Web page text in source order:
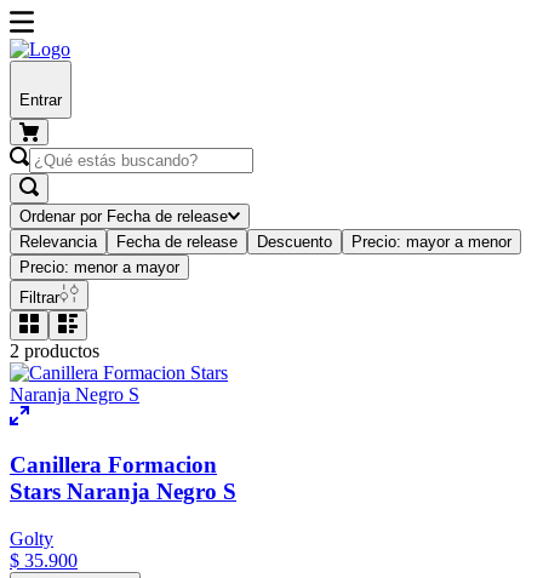
Entrar
Ordenar por Fecha de release
Relevancia
Fecha de release Descuento
Precio: mayor a menor
Precio: menor a mayor
Filtrar
2 productos
Canillera Formacion
Stars Naranja Negro S
Golty
$ 35.900